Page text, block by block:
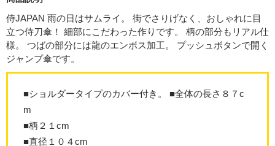
侍JAPAN 雨の日はサムライ。 街でさりげなく、おしゃれに目
立つ侍刀傘！ 細部にこだわった作りです。 柄の部分もリアル仕
様。 つばの部分には龍のエンボス加工。 プッシュボタンで開く
ジャンプ傘です。
■ショルダータイプのカバー付き。 ■全体の長さ８７c
m
■柄２１cm
■直径１０４cm